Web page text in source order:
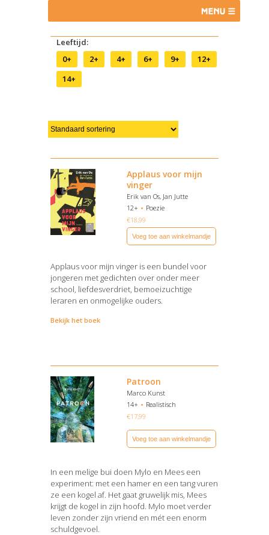
Leeftijd:
0+
2+ 4+ 6+ 9+
12+
14+
Applaus voor mijn
vinger
Erik van Os, Jan Jutte
12+
Poezie
€18,99
Voeg toe aan winkelmandje
Applaus voor mijn vinger is een bundel voor
jongeren met gedichten over onder meer
school, liefdesverdriet, bemoeizuchtige
leraren en onmogelijke ouders.
Bekijk het boek
Patroon
Marco Kunst
14+
Realistisch
€17,99
Voeg toe aan winkelmandje
In een melige bui doen Mylo en Mees een
experiment: met een hamer en een tang vuren
ze een kogel af. Het gaat gruwelijk mis, Mees
krijgt de kogel in zijn hoofd. Mylo moet verder
leven zonder zijn vriend en mét een enorm
schuldgevoel.